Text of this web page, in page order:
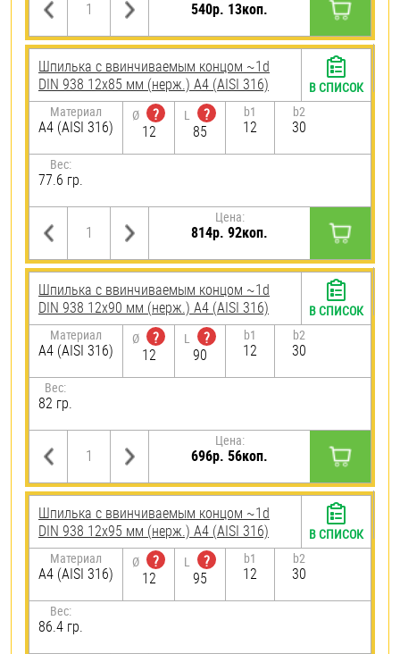
540р. 13коп.
Шпилька c ввинчиваемым концом ~1d
DIN 938 12х85 мм (нерж.) A4 (AISI 316)
Материал
A4 (AISI 316)
Ø
?
12
L
?
85
b1
12
b2
30
Вес:
77.6 гр.
Цена:
814р. 92коп.
В СПИСОК
Шпилька c ввинчиваемым концом ~1d
DIN 938 12х90 мм (нерж.) A4 (AISI 316)
Материал
A4 (AISI 316)
Ø
?
12
L
?
90
b1
12
b2
30
Вес:
82 гр.
Цена:
696р. 56коп.
В СПИСОК
Шпилька c ввинчиваемым концом ~1d
DIN 938 12х95 мм (нерж.) A4 (AISI 316)
Материал
A4 (AISI 316)
Ø
?
12
L
?
95
b1
12
b2
30
Вес:
86.4 гр.
В СПИСОК